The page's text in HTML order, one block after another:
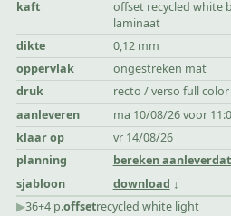
kaft
offset recycled white
laminaat
dikte
0,12 mm
oppervlak
ongestreken mat
druk
recto / verso full color
aanleveren
ma 10/08/26 voor
klaar op
vr 14/08/26
planning
bereken
sjabloon
download
▶︎36+4 p.offsetrecycled white light